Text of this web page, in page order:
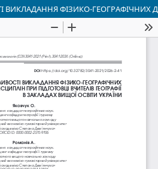
ВИКЛАДАННЯ ФІЗИКО-ГЕОГРАФІЧНИХ